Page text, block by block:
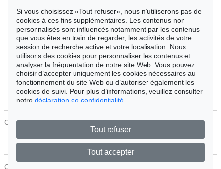
Tous les objets
Offres actuelles
Objets vendus
Chercher
CONTACT Protection Des Données
CONTACT
Si vous choisissez «Tout refuser», nous n’utiliserons pas de
cookies à ces fins supplémentaires. Les contenus non
personnalisés sont influencés notamment par les contenus
que vous êtes en train de regarder, les activités de votre
session de recherche active et votre localisation. Nous
utilisons des cookies pour personnaliser les contenus et
analyser la fréquentation de notre site Web. Vous pouvez
choisir d’accepter uniquement les cookies nécessaires au
fonctionnement du site Web ou d’autoriser également les
cookies de suivi. Pour plus d’informations, veuillez consulter
notre déclaration de confidentialité
Tout refuser
Tout accepter